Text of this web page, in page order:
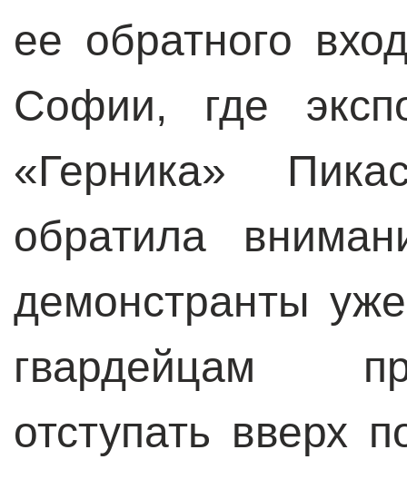
ее обратного
Софии, где
«Герника»
обратила
демонстранты
гвардейцам
отступать вверх